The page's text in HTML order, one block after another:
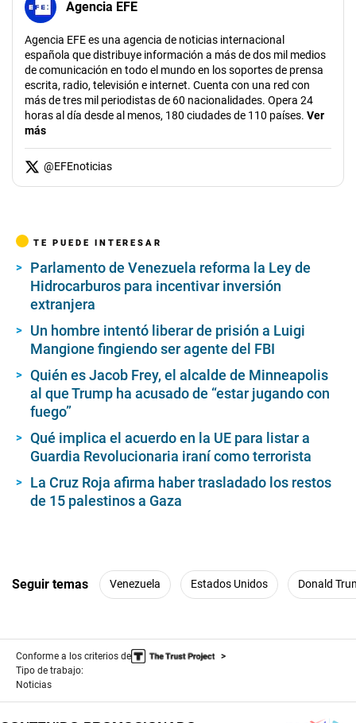
Agencia EFE
Agencia EFE es una agencia de noticias internacional
española que distribuye información a más de dos mil medios
de comunicación en todo el mundo en los soportes de prensa
escrita, radio, televisión e internet. Cuenta con una red con
más de tres mil periodistas de 60 nacionalidades. Opera 24
horas al día desde al menos, 180 ciudades de 110 países. Ver
más
@EFEnoticias
TE PUEDE INTERESAR
Parlamento de Venezuela reforma la Ley de
Hidrocarburos para incentivar inversión
extranjera
Un hombre intentó liberar de prisión a Luigi
Mangione fingiendo ser agente del FBI
Quién es Jacob Frey, el alcalde de Minneapolis
al que Trump ha acusado de “estar jugando con
fuego”
Qué implica el acuerdo en la UE para listar a
Guardia Revolucionaria iraní como terrorista
La Cruz Roja afirma haber trasladado los restos
de 15 palestinos a Gaza
Seguir temas Venezuela Estados Unidos Donald
Conforme a los criterios de
Tipo de trabajo:
Noticias